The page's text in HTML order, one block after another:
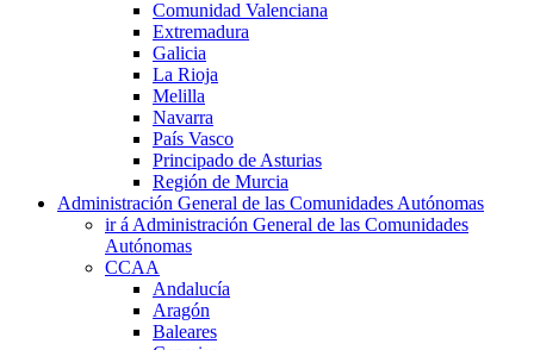
Comunidad Valenciana
Extremadura
Galicia
La Rioja
Melilla
Navarra
País Vasco
Principado de Asturias
Región de Murcia
Administración General de las Comunidades Autónomas
ir á Administración General de las Comunidades
Autónomas
CCAA
Andalucía
Aragón
Baleares